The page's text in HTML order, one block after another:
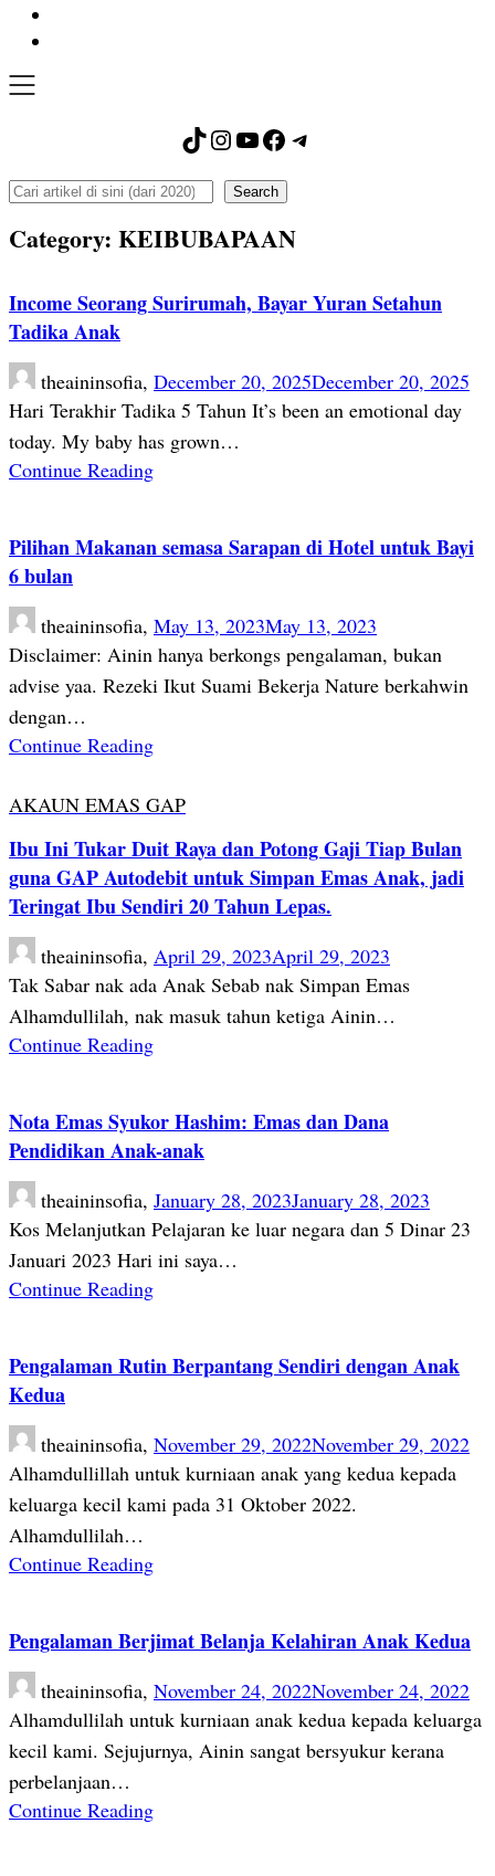
TikTok
Instagram
YouTube
Facebook
Telegram
Search Search
Category: KEIBUBAPAAN
Income Seorang Surirumah, Bayar Yuran Setahun
Tadika Anak
theaininsofia, December 20, 2025December 20, 2025
Hari Terakhir Tadika 5 Tahun It’s been an emotional day
today. My baby has grown…
Continue Reading
Pilihan Makanan semasa Sarapan di Hotel untuk Bayi
6 bulan
theaininsofia, May 13, 2023May 13, 2023
Disclaimer: Ainin hanya berkongs pengalaman, bukan
advise yaa. Rezeki Ikut Suami Bekerja Nature berkahwin
dengan…
Continue Reading
AKAUN EMAS GAP
Ibu Ini Tukar Duit Raya dan Potong Gaji Tiap Bulan
guna GAP Autodebit untuk Simpan Emas Anak, jadi
Teringat Ibu Sendiri 20 Tahun Lepas.
theaininsofia, April 29, 2023April 29, 2023
Tak Sabar nak ada Anak Sebab nak Simpan Emas
Alhamdullilah, nak masuk tahun ketiga Ainin…
Continue Reading
Nota Emas Syukor Hashim: Emas dan Dana
Pendidikan Anak-anak
theaininsofia, January 28, 2023January 28, 2023
Kos Melanjutkan Pelajaran ke luar negara dan 5 Dinar 23
Januari 2023 Hari ini saya…
Continue Reading
Pengalaman Rutin Berpantang Sendiri dengan Anak
Kedua
theaininsofia, November 29, 2022November 29, 2022
Alhamdullillah untuk kurniaan anak yang kedua kepada
keluarga kecil kami pada 31 Oktober 2022.
Alhamdullilah…
Continue Reading
Pengalaman Berjimat Belanja Kelahiran Anak Kedua
theaininsofia, November 24, 2022November 24, 2022
Alhamdullilah untuk kurniaan anak kedua kepada keluarga
kecil kami. Sejujurnya, Ainin sangat bersyukur kerana
perbelanjaan…
Continue Reading